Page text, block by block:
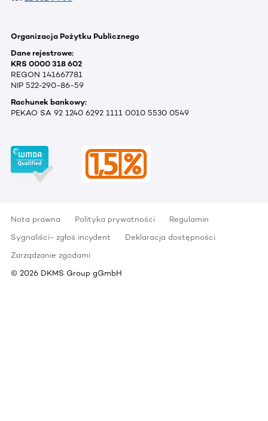
Organizacja Pożytku Publicznego
Dane rejestrowe:
KRS 0000 318 602
REGON 141667781
NIP 522-290-86-59
Rachunek bankowy:
PEKAO SA 92 1240 6292 1111 0010 5530 0549
Nota prawna Polityka prywatności
Regulamin
Sygnaliści- zgłoś incydent
Deklaracja dostępności
Zarządzanie zgodami
© 2026 DKMS Group gGmbH